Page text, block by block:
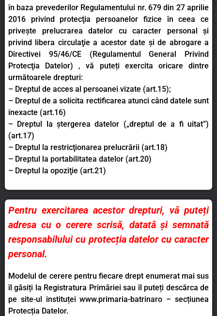
în baza prevederilor Regulamentului nr. 679 din 27 aprilie
2016 privind protecţia persoanelor fizice în ceea ce
priveşte prelucrarea datelor cu caracter personal şi
privind libera circulaţie a acestor date şi de abrogare a
Directivei 95/46/CE (Regulamentul General Privind
Protecţia Datelor) , vă puteți exercita oricare dintre
următoarele drepturi:
– Dreptul de acces al persoanei vizate (art.15);
– Dreptul de a solicita rectificarea atunci când datele sunt
inexacte (art.16)
– Dreptul la ştergerea datelor („dreptul de a fi uitat”)
(art.17)
– Dreptul la restricţionarea prelucrării (art.18)
– Dreptul la portabilitatea datelor (art.20)
– Dreptul la opoziţie (art.21)
Pentru exercitarea acestor drepturi, vă puteți
adresa cu o cerere scrisă, datată și semnată
responsabilului cu protecția datelor cu caracter
personal.
Modelul de cerere pentru fiecare drept enumerat mai sus
îl găsiți la Registratura Primăriei sau îl puteți descărca de
pe site-ul instituței www.primaria-batrinaro – secțiunea
Protecția Datelor.